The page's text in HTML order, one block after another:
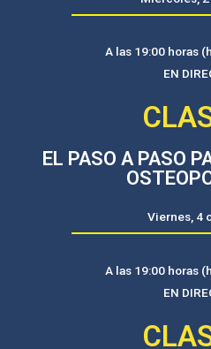
A las 19:00 horas
EN
EL PASO A PASO
Viernes, 4
A las 19:00 horas
EN